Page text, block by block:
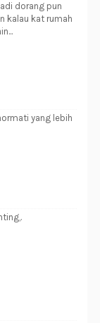
dorang pun
kalau kat rumah
yang lebih